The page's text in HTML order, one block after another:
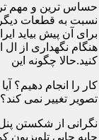
حساس ترین و مهم
نسبت به قطعات
برای آن پیش بیاید
هنگام نگهداری از ال
کنید.حالا چگونه این
کار را انجام دهیم؟
تصویر تغییر نمی کند؟
نگرانی از شکستن
جابه جایی